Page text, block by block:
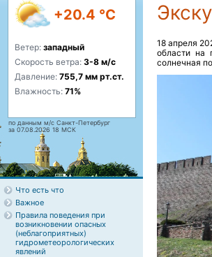
+20.4 °C
Ветер: западный
Скорость ветра: 3-8 м/с
Давление: 755,7 мм рт.ст.
Влажность: 71%
по данным м/с Санкт-Петербург
за 07.08.2026 18 МСК
Что есть что
Важное
Правила поведения при
возникновении опасных
(неблагоприятных)
гидрометеорологических
явлений
18 апреля
области на
солнечная